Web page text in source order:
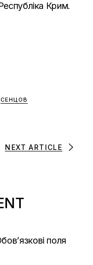
Крим.
СЕНЦОВ
NEXT ARTICLE
поля